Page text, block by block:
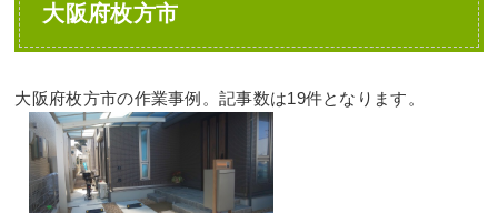
大阪府枚方市
大阪府枚方市の作業事例。記事数は19件となります。